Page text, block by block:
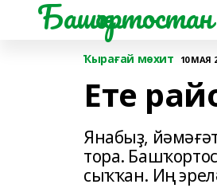
Башҡортостан
Ҡырағай мөхит 10 МАЯ
Ете
Янабыҙ,
тора.
сыҡҡан. Иң